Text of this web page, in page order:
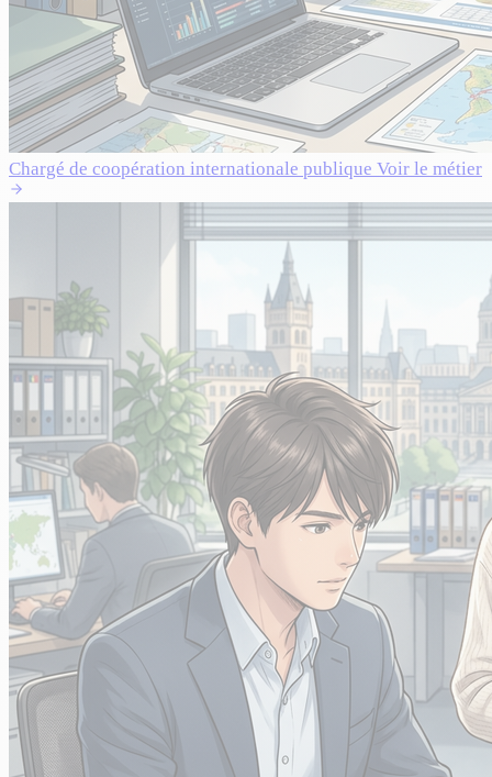
Chargé de coopération internationale publique Voir le métier